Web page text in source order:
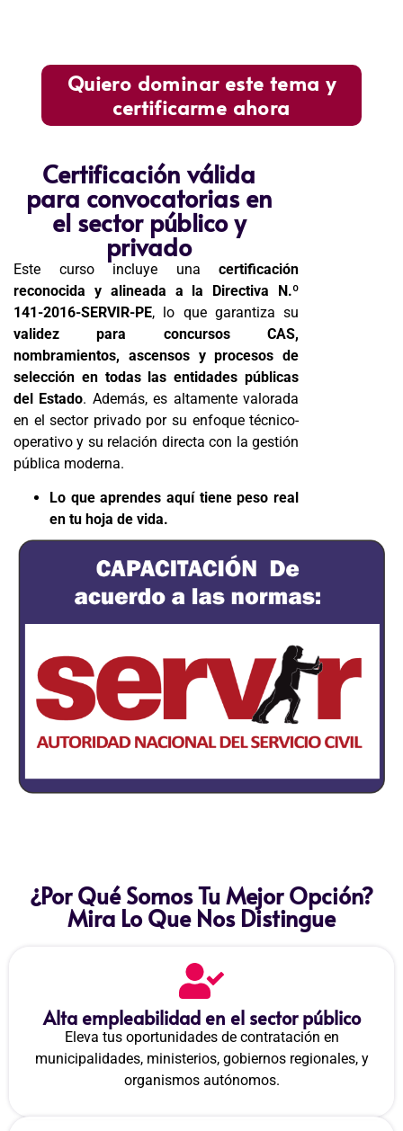
Quiero dominar este tema y
certificarme ahora
Certificación válida
para convocatorias en
el sector público y
privado
Este curso incluye unacertificación
reconocida y alineada a la Directiva N.º
141-2016-SERVIR-PE, lo que garantiza su
validez para concursos CAS,
nombramientos, ascensos y procesos de
selección en todas las entidades públicas
del Estado. Además, es altamente valorada
en el sector privado por su enfoque técnico-
operativo y su relación directa con la gestión
pública moderna.
Lo que aprendes aquí tiene peso real
en tu hoja de vida.
¿Por Qué Somos Tu Mejor Opción?
Mira Lo Que Nos Distingue
Alta empleabilidad en el sector público
Eleva tus oportunidades de contratación en
municipalidades, ministerios, gobiernos regionales, y
organismos autónomos.